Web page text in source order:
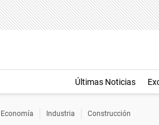
Últimas Noticias
Economía Industria Construcción